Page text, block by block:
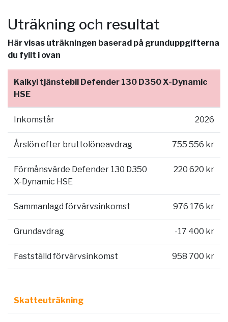
Uträkning och resultat
Här visas uträkningen baserad på grunduppgifterna
du fyllt i ovan
Kalkyl tjänstebil Defender 130 D350 X-Dynamic
HSE
Inkomstår 2026
Årslön efter bruttolöneavdrag 755 556 kr
Förmånsvärde Defender 130 D350
X-Dynamic HSE
220 620 kr
Sammanlagd förvärvsinkomst 976 176 kr
Grundavdrag -17 400 kr
Fastställd förvärvsinkomst 958 700 kr
Skatteuträkning